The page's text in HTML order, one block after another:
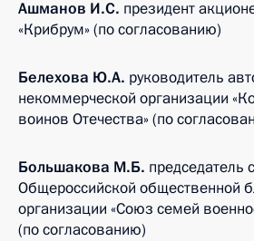
Ашманов И.С. президент
«Крибрум» (по согласованию)
Белехова Ю.А. руководитель
некоммерческой организации
воинов Отечества» (по
Большакова М.Б. председатель
Общероссийской общественной
организации «Союз семей
(по согласованию)